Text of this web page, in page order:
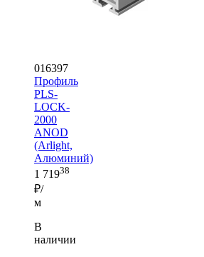
016397
Профиль
PLS-
LOCK-
2000
ANOD
(Arlight,
Алюминий)
1 71938
₽/
м
В
наличии